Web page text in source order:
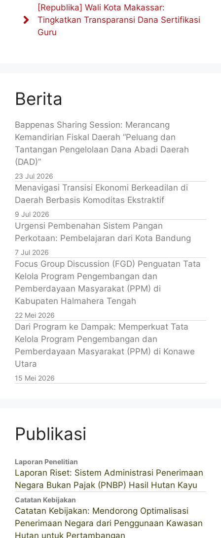
[Republika] Wali Kota Makassar:
Tingkatkan Transparansi Dana Sertifikasi
Guru
Berita
Bappenas Sharing Session: Merancang
Kemandirian Fiskal Daerah “Peluang dan
Tantangan Pengelolaan Dana Abadi Daerah
(DAD)”
23 Jul 2026
Menavigasi Transisi Ekonomi Berkeadilan di
Daerah Berbasis Komoditas Ekstraktif
9 Jul 2026
Urgensi Pembenahan Sistem Pangan
Perkotaan: Pembelajaran dari Kota Bandung
7 Jul 2026
Focus Group Discussion (FGD) Penguatan Tata
Kelola Program Pengembangan dan
Pemberdayaan Masyarakat (PPM) di
Kabupaten Halmahera Tengah
22 Mei 2026
Dari Program ke Dampak: Memperkuat Tata
Kelola Program Pengembangan dan
Pemberdayaan Masyarakat (PPM) di Konawe
Utara
15 Mei 2026
Publikasi
Laporan Penelitian
Laporan Riset: Sistem Administrasi Penerimaan
Negara Bukan Pajak (PNBP) Hasil Hutan Kayu
Catatan Kebijakan
Catatan Kebijakan: Mendorong Optimalisasi
Penerimaan Negara dari Penggunaan Kawasan
Hutan untuk Pertambangan